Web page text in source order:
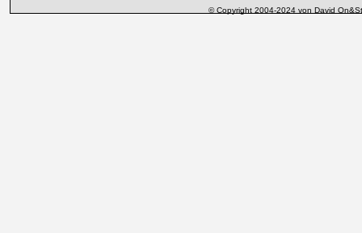
© Copyright 2004-2024 von David